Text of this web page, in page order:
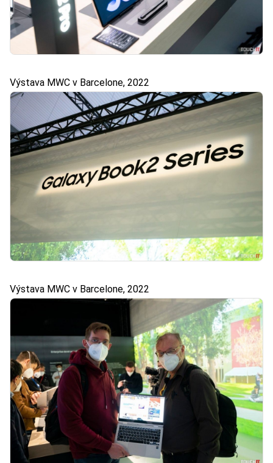
Výstava MWC v Barcelone, 2022
Výstava MWC v Barcelone, 2022